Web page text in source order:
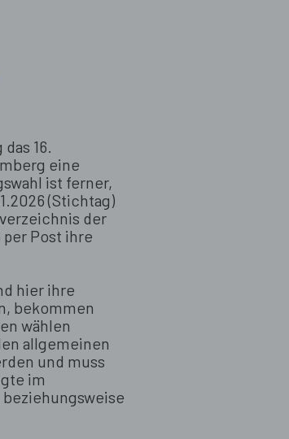
16.
eine
ist ferner,
(Stichtag)
der
Post ihre
hier ihre
bekommen
wählen
allgemeinen
und muss
im